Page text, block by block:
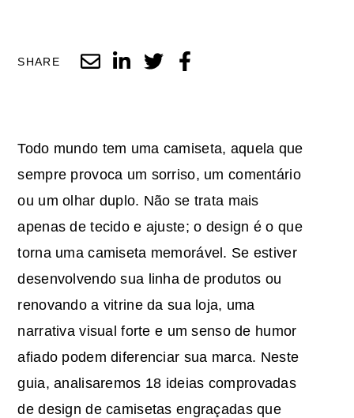
SHARE
Todo mundo tem uma camiseta, aquela que
sempre provoca um sorriso, um comentário
ou um olhar duplo. Não se trata mais
apenas de tecido e ajuste; o design é o que
torna uma camiseta memorável. Se estiver
desenvolvendo sua linha de produtos ou
renovando a vitrine da sua loja, uma
narrativa visual forte e um senso de humor
afiado podem diferenciar sua marca. Neste
guia, analisaremos 18 ideias comprovadas
de design de camisetas engraçadasque